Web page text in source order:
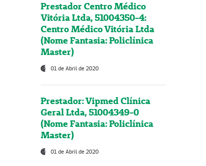
Prestador Centro Médico
Vitória Ltda, 51004350-4:
Centro Médico Vitória Ltda
(Nome Fantasia: Policlínica
Master)
01 de Abril de 2020
Prestador: Vipmed Clínica
Geral Ltda, 51004349-0
(Nome Fantasia: Policlínica
Master)
01 de Abril de 2020